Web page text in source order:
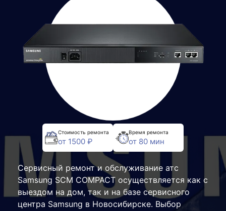
Стоимость ремонта
от 1500 ₽
Время ремонта
от 80 мин
Сервисный ремонт и обслуживание атс
Samsung SCM COMPACT осуществляется как с
выездом на дом, так и на базе сервисного
центра Samsung в Новосибирске. Выбор